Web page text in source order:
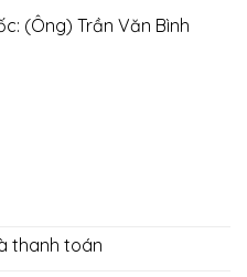
(Ông) Trần Văn Bình
thanh toán